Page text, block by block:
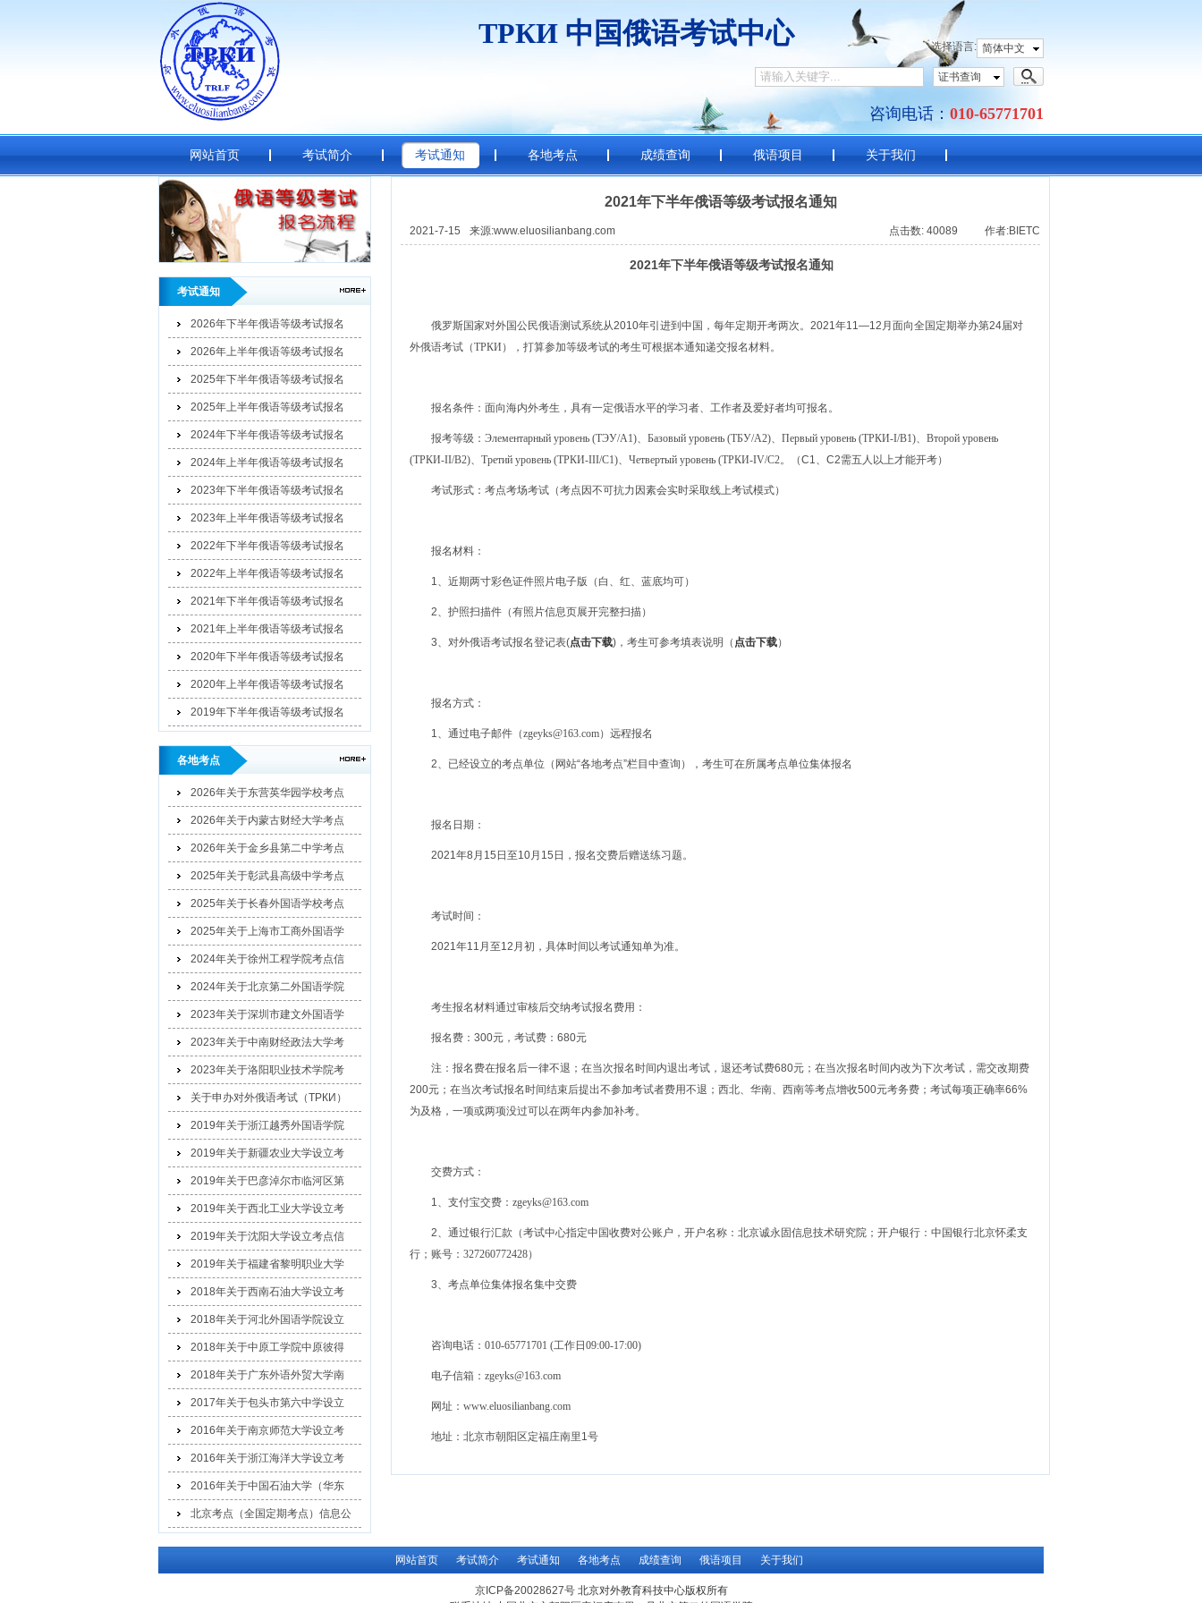
ТРКИ 中国俄语考试中心
咨询电话： 010-65771701
选择语言: 简体中文
证书查询
网站首页 考试简介 考试通知 各地考点 成绩查询 俄语项目 关于我们
考试通知
2026年下半年俄语等级考试报名
2026年上半年俄语等级考试报名
2025年下半年俄语等级考试报名
2025年上半年俄语等级考试报名
2024年下半年俄语等级考试报名
2024年上半年俄语等级考试报名
2023年下半年俄语等级考试报名
2023年上半年俄语等级考试报名
2022年下半年俄语等级考试报名
2022年上半年俄语等级考试报名
2021年下半年俄语等级考试报名
2021年上半年俄语等级考试报名
2020年下半年俄语等级考试报名
2020年上半年俄语等级考试报名
2019年下半年俄语等级考试报名
各地考点
2026年关于东营英华园学校考点
2026年关于内蒙古财经大学考点
2026年关于金乡县第二中学考点
2025年关于彰武县高级中学考点
2025年关于长春外国语学校考点
2025年关于上海市工商外国语学
2024年关于徐州工程学院考点信
2024年关于北京第二外国语学院
2023年关于深圳市建文外国语学
2023年关于中南财经政法大学考
2023年关于洛阳职业技术学院考
关于申办对外俄语考试（ТРКИ）
2019年关于浙江越秀外国语学院
2019年关于新疆农业大学设立考
2019年关于巴彦淖尔市临河区第
2019年关于西北工业大学设立考
2019年关于沈阳大学设立考点信
2019年关于福建省黎明职业大学
2018年关于西南石油大学设立考
2018年关于河北外国语学院设立
2018年关于中原工学院中原彼得
2018年关于广东外语外贸大学南
2017年关于包头市第六中学设立
2016年关于南京师范大学设立考
2016年关于浙江海洋大学设立考
2016年关于中国石油大学（华东
北京考点（全国定期考点）信息公
2021年下半年俄语等级考试报名通知
2021-7-15 来源:www.eluosilianbang.com 点击数: 40089 作者:BIETC
2021年下半年俄语等级考试报名通知
俄罗斯国家对外国公民俄语测试系统从2010年引进到中国，每年定期开考两次。2021年11—12月面向全国定期举办第24届对
外俄语考试 （ТРКИ）， 打算参加等级考试的考生可根据本通知递交报名材料。
报名条件：面向海内外考生，具有一定俄语水平的学习者、工作者及爱好者均可报名。
报考等级： Элементарный уровень (ТЭУ/A1)、Базовый уровень (ТБУ/A2)、Первый уровень (ТРКИ-I/B1)、Второй уровень
(ТРКИ-II/B2)、Третий уровень (ТРКИ-III/C1)、Четвертый уровень (TРКИ-IV/C2。
（С1、С2需五人以上才能开考）
考试形式：考点考场考试（考点因不可抗力因素会实时采取线上考试模式）
报名材料：
1、近期两寸彩色证件照片电子版（白、红、蓝底均可）
2、护照扫描件（有照片信息页展开完整扫描）
3、对外俄语考试报名登记表(点击下载)，考生可参考填表说明（ 点击下载）
报名方式：
1、通过电子邮件 （zgeyks@163.com） 远程报名
2、已经设立的考点单位（网站“各地考点”栏目中查询），考生可在所属考点单位集体报名
报名日期：
2021年8月15日至10月15日，报名交费后赠送练习题。
考试时间：
2021年11月至12月初，具体时间以考试通知单为准。
考生报名材料通过审核后交纳考试报名费用：
报名费：300元，考试费：680元
注：报名费在报名后一律不退；在当次报名时间内退出考试，退还考试费680元；在当次报名时间内改为下次考试，需交改期费
200元；在当次考试报名时间结束后提出不参加考试者费用不退；西北、华南、西南等考点增收500元考务费；考试每项正确率66%
为及格，一项或两项没过可以在两年内参加补考。
交费方式：
1、支付宝交费 ：zgeyks@163.com
2、通过银行汇款（考试中心指定中国收费对公账户，开户名称：北京诚永固信息技术研究院；开户银行：中国银行北京怀柔支
行；账号 ：327260772428）
3、考点单位集体报名集中交费
咨询电话： 010-65771701 (工作日09:00-17:00)
电子信箱： zgeyks@163.com
网址： www.eluosilianbang.com
地址：北京市朝阳区定福庄南里1号
网站首页 考试简介 考试通知 各地考点 成绩查询 俄语项目 关于我们
京ICP备20028627号北京对外教育科技中心版权所有